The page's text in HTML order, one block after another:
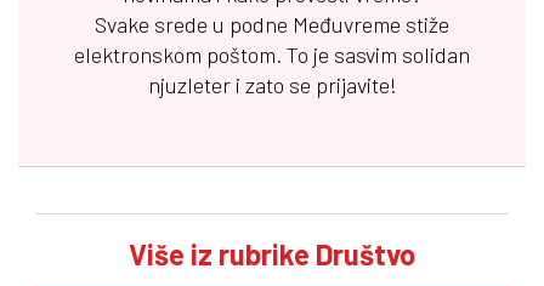
Svake srede u podne Međuvreme stiže
elektronskom poštom. To je sasvim solidan
njuzleter i zato se prijavite!
Više iz rubrike Društvo